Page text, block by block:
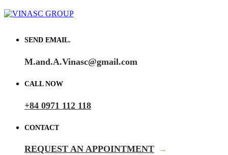
SEND EMAIL.
M.and.A.Vinasc@gmail.com
CALL NOW
+84 0971 112 118
CONTACT
REQUEST AN APPOINTMENT →